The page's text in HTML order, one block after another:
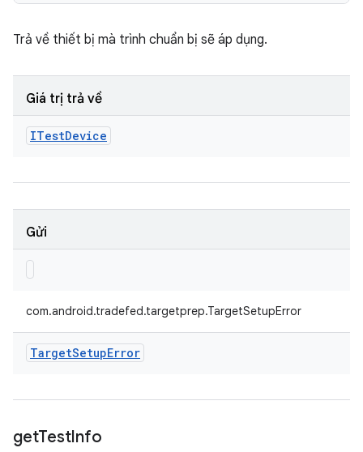
Trả về thiết bị mà trình chuẩn bị sẽ áp dụng.
Giá trị trả về
ITestDevice
Gửi
com.android.tradefed.targetprep.TargetSetupError
TargetSetupError
getTestInfo